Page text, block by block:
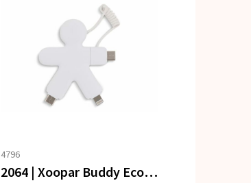
4796
2064 | Xoopar Buddy Eco Charging Cable